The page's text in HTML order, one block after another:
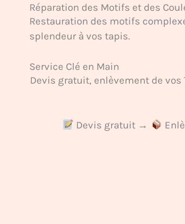
Réparation des Motifs et des
Restauration des motifs
splendeur à vos tapis.
Service Clé en Main
Devis gratuit, enlèvement de
Devis gratuit →